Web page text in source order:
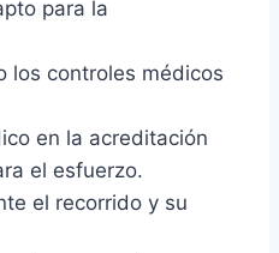
para la
los controles médicos
en la acreditación
el esfuerzo.
el recorrido y su